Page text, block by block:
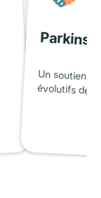
Un soutien
évolutifs de